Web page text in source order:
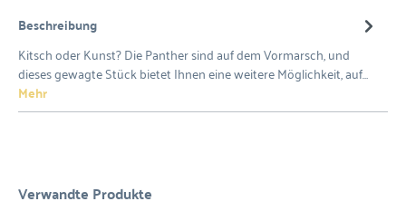
Beschreibung
Kitsch oder Kunst? Die Panther sind auf dem Vormarsch, und
dieses gewagte Stück bietet Ihnen eine weitere Möglichkeit, auf…
Mehr
Verwandte Produkte